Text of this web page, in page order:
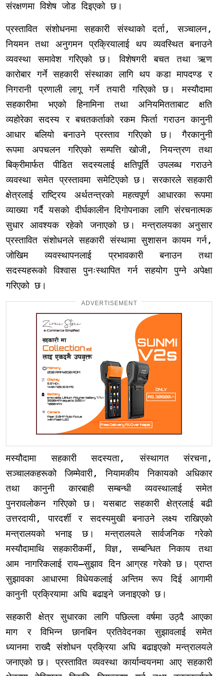
संरक्षणमा विशेष जोड दिइएको छ।
प्रस्तावित संशोधनमा सहकारी संस्थाको दर्ता, सञ्चालन,
नियमन तथा अनुगमन प्रक्रियालाई थप व्यवस्थित बनाउने
व्यवस्था समावेश गरिएको छ। विशेषगरी बचत तथा ऋण
कारोबार गर्ने सहकारी संस्थाका लागि थप कडा मापदण्ड र
निगरानी प्रणाली लागू गर्ने तयारी गरिएको छ। मस्यौदामा
सहकारीमा भएको हिनामिना तथा अनियमितताबाट क्षति
व्यहोरेका सदस्य र बचतकर्ताको रकम फिर्ता गराउन कानुनी
आधार बलियो बनाउने प्रस्ताव गरिएको छ। गैरकानुनी
रूपमा अपचलन गरिएको सम्पत्ति खोजी, नियन्त्रण तथा
बिक्रीमार्फत पीडित सदस्यलाई क्षतिपूर्ति उपलब्ध गराउने
व्यवस्था समेत प्रस्तावमा समेटिएको छ। सरकारले सहकारी
क्षेत्रलाई राष्ट्रिय अर्थतन्त्रको महत्वपूर्ण आधारका रूपमा
व्याख्या गर्दै यसको दीर्घकालीन दिगोपनाका लागि संरचनात्मक
सुधार आवश्यक रहेको जनाएको छ। मन्त्रालयका अनुसार
प्रस्तावित संशोधनले सहकारी संस्थामा सुशासन कायम गर्न,
जोखिम व्यवस्थापनलाई प्रभावकारी बनाउन तथा
सदस्यहरूको विश्वास पुनःस्थापित गर्न सहयोग पुग्ने अपेक्षा
गरिएको छ।
ADVERTISEMENT
मस्यौदामा सहकारी सदस्यता, संस्थागत संरचना,
सञ्चालकहरूको जिम्मेवारी, नियामकीय निकायको अधिकार
तथा कानुनी कारबाही सम्बन्धी व्यवस्थालाई समेत
पुनरावलोकन गरिएको छ। यसबाट सहकारी क्षेत्रलाई बढी
उत्तरदायी, पारदर्शी र सदस्यमुखी बनाउने लक्ष्य राखिएको
मन्त्रालयको भनाइ छ। मन्त्रालयले सार्वजनिक गरेको
मस्यौदामाथि सहकारीकर्मी, विज्ञ, सम्बन्धित निकाय तथा
आम नागरिकलाई राय–सुझाव दिन आग्रह गरेको छ। प्राप्त
सुझावका आधारमा विधेयकलाई अन्तिम रूप दिई आगामी
कानुनी प्रक्रियामा अघि बढाइने जनाइएको छ।
सहकारी क्षेत्र सुधारका लागि पछिल्ला वर्षमा उठ्दै आएका
माग र विभिन्न छानबिन प्रतिवेदनका सुझावलाई समेत
ध्यानमा राख्दै संशोधन प्रक्रिया अघि बढाइएको मन्त्रालयले
जनाएको छ। प्रस्तावित व्यवस्था कार्यान्वयनमा आए सहकारी